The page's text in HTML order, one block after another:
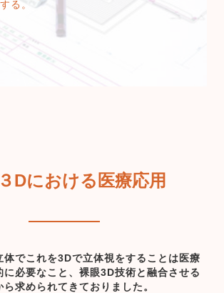
る。
Dにおける医療応用
体でこれを3Dで立体視をすることは医療
に必要なこと、裸眼3D技術と融合させる
求められてきておりました。